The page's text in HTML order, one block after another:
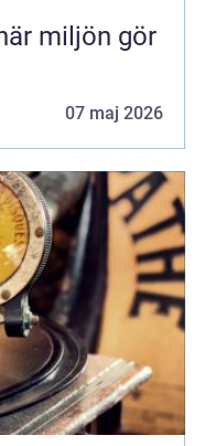
07 maj 2026